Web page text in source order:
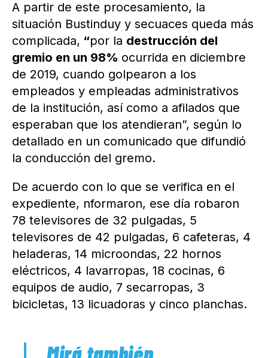
A partir de este procesamiento, la
situación Bustinduy y secuaces queda más
complicada, “por la destrucción del
gremio en un 98% ocurrida en diciembre
de 2019, cuando golpearon a los
empleados y empleadas administrativos
de la institución, así como a afilados que
esperaban que los atendieran”, según lo
detallado en un comunicado que difundió
la conducción del gremo.
De acuerdo con lo que se verifica en el
expediente, nformaron, ese día robaron
78 televisores de 32 pulgadas, 5
televisores de 42 pulgadas, 6 cafeteras, 4
heladeras, 14 microondas, 22 hornos
eléctricos, 4 lavarropas, 18 cocinas, 6
equipos de audio, 7 secarropas, 3
bicicletas, 13 licuadoras y cinco planchas.